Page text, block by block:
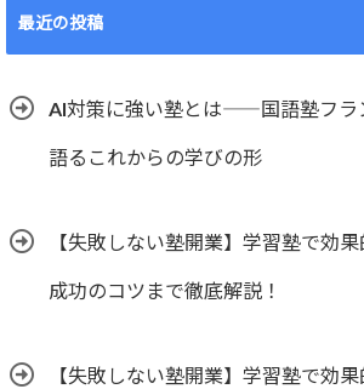
最近の投稿
AI対策に強い塾とは――国語塾フラ
語るこれからの学びの形
【失敗しない塾開業】学習塾で効
成功のコツまで徹底解説！
【失敗しない塾開業】学習塾で効